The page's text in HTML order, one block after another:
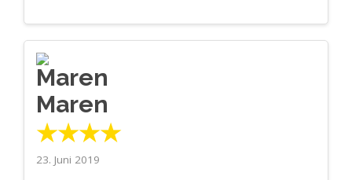
Maren
★★★★
23. Juni 2019